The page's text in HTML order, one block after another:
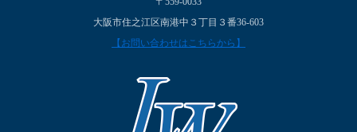
大阪市住之江区南港中３丁目３番36-603
【お問い合わせはこちらから】